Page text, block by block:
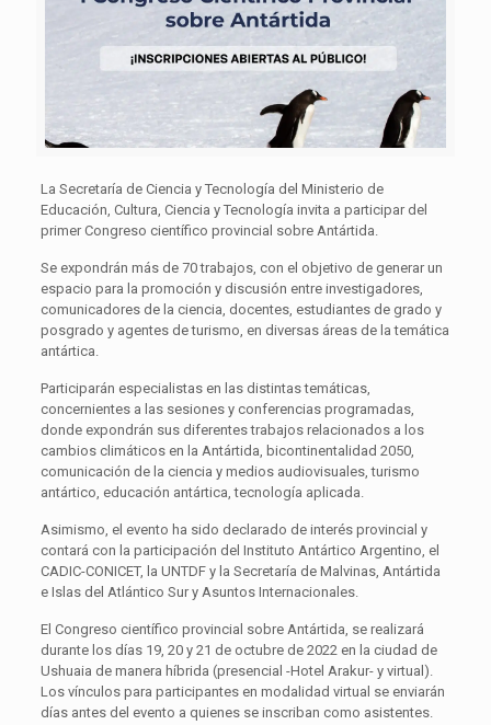
La Secretaría de Ciencia y Tecnología del Ministerio de
Educación, Cultura, Ciencia y Tecnología invita a participar del
primer Congreso científico provincial sobre Antártida.
Se expondrán más de 70 trabajos, con el objetivo de generar un
espacio para la promoción y discusión entre investigadores,
comunicadores de la ciencia, docentes, estudiantes de grado y
posgrado y agentes de turismo, en diversas áreas de la temática
antártica.
Participarán especialistas en las distintas temáticas,
concernientes a las sesiones y conferencias programadas,
donde expondrán sus diferentes trabajos relacionados a los
cambios climáticos en la Antártida, bicontinentalidad 2050,
comunicación de la ciencia y medios audiovisuales, turismo
antártico, educación antártica, tecnología aplicada.
Asimismo, el evento ha sido declarado de interés provincial y
contará con la participación del Instituto Antártico Argentino, el
CADIC-CONICET, la UNTDF y la Secretaría de Malvinas, Antártida
e Islas del Atlántico Sur y Asuntos Internacionales.
El Congreso científico provincial sobre Antártida, se realizará
durante los días 19, 20 y 21 de octubre de 2022 en la ciudad de
Ushuaia de manera híbrida (presencial -Hotel Arakur- y virtual).
Los vínculos para participantes en modalidad virtual se enviarán
días antes del evento a quienes se inscriban como asistentes.